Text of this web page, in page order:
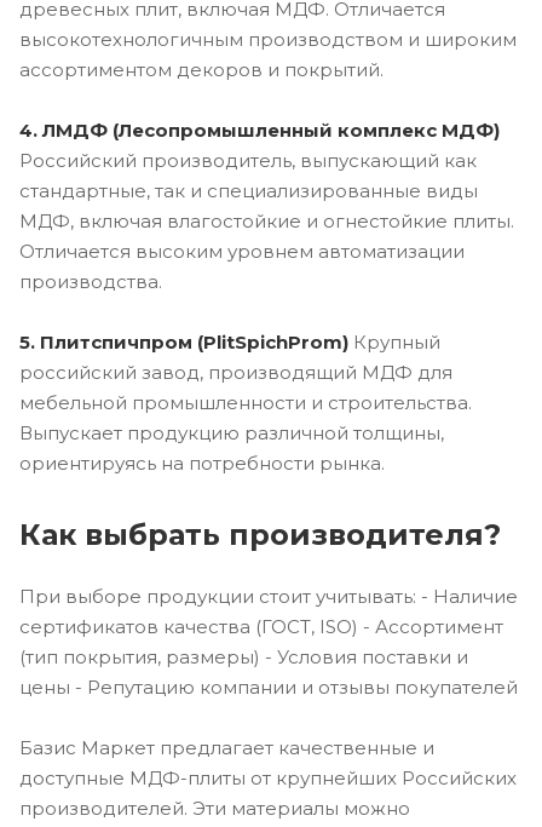
древесных плит, включая МДФ. Отличается
высокотехнологичным производством и широким
ассортиментом декоров и покрытий.
4. ЛМДФ (Лесопромышленный комплекс МДФ)
Российский производитель, выпускающий как
стандартные, так и специализированные виды
МДФ, включая влагостойкие и огнестойкие плиты.
Отличается высоким уровнем автоматизации
производства.
5. Плитспичпром (PlitSpichProm) Крупный
российский завод, производящий МДФ для
мебельной промышленности и строительства.
Выпускает продукцию различной толщины,
ориентируясь на потребности рынка.
Как выбрать производителя?
При выборе продукции стоит учитывать: - Наличие
сертификатов качества (ГОСТ, ISO) - Ассортимент
(тип покрытия, размеры) - Условия поставки и
цены - Репутацию компании и отзывы покупателей
Базис Маркет предлагает качественные и
доступные МДФ-плиты от крупнейших Российских
производителей. Эти материалы можно